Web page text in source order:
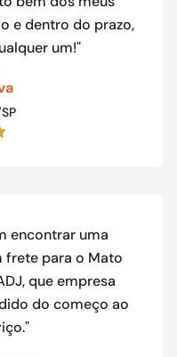
e dentro do prazo,
um!"
encontrar uma
frete para o Mato
que empresa
do começo ao